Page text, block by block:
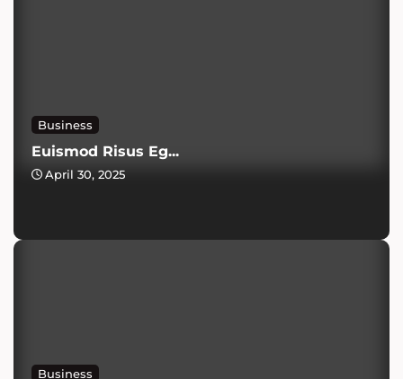
Business
Euismod Risus Eg...
April 30, 2025
Business